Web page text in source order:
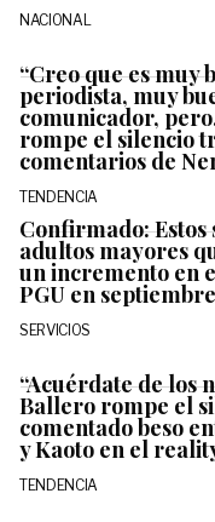
NACIONAL
“Creo que es muy
periodista, muy
comunicador,
rompe el silencio
comentarios de
TENDENCIA
Confirmado: Estos
adultos mayores
un incremento en
PGU en septiembre
SERVICIOS
“Acuérdate de los
Ballero rompe el
comentado beso
y Kaoto en el
TENDENCIA